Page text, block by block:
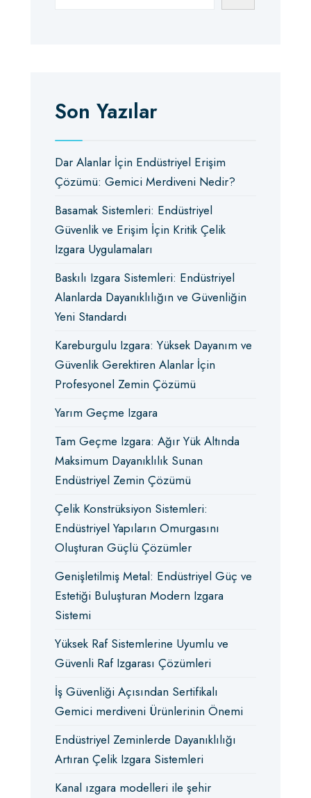
Son Yazılar
Dar Alanlar İçin Endüstriyel Erişim
Çözümü: Gemici Merdiveni Nedir?
Basamak Sistemleri: Endüstriyel
Güvenlik ve Erişim İçin Kritik Çelik
Izgara Uygulamaları
Baskılı Izgara Sistemleri: Endüstriyel
Alanlarda Dayanıklılığın ve Güvenliğin
Yeni Standardı
Kareburgulu Izgara: Yüksek Dayanım ve
Güvenlik Gerektiren Alanlar İçin
Profesyonel Zemin Çözümü
Yarım Geçme Izgara
Tam Geçme Izgara: Ağır Yük Altında
Maksimum Dayanıklılık Sunan
Endüstriyel Zemin Çözümü
Çelik Konstrüksiyon Sistemleri:
Endüstriyel Yapıların Omurgasını
Oluşturan Güçlü Çözümler
Genişletilmiş Metal: Endüstriyel Güç ve
Estetiği Buluşturan Modern Izgara
Sistemi
Yüksek Raf Sistemlerine Uyumlu ve
Güvenli Raf Izgarası Çözümleri
İş Güvenliği Açısından Sertifikalı
Gemici merdiveni Ürünlerinin Önemi
Endüstriyel Zeminlerde Dayanıklılığı
Artıran Çelik Izgara Sistemleri
Kanal ızgara modelleri ile şehir